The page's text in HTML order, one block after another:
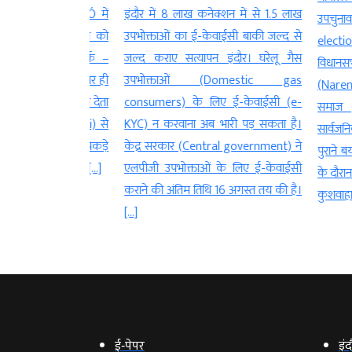
इंदौर में 8 लाख कनेक्शन में से 1.5 लाख
उपभोक्ताओं का ई-केवाईसी बाकी जल्द से
जल्द कराए सत्यापन इंदौर। घरेलू गैस
उपभोक्ताओं (Domestic gas
consumers) के लिए ई-केवाईसी (e-
KYC) न करवाना अब भारी पड़ सकता है।
केंद्र सरकार (Central government) ने
एलपीजी उपभोक्ताओं के लिए ई-केवाईसी
कराने की अंतिम तिथि 16 अगस्त तय की है।
उपचुनाव
election)
विधानसभा
(Narendra
समाज
सार्वजनिक
पुराने बयान
के दौरान
कुशवाहा […]
ई‑पेपर